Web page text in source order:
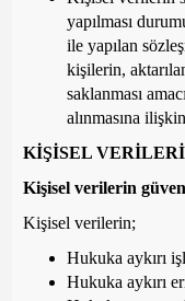
yapılması
ile yapılan
kişilerin,
saklanması
alınmasına
KİŞİSEL
Kişisel verilerin
Kişisel verilerin;
Hukuka aykırı
Hukuka aykırı